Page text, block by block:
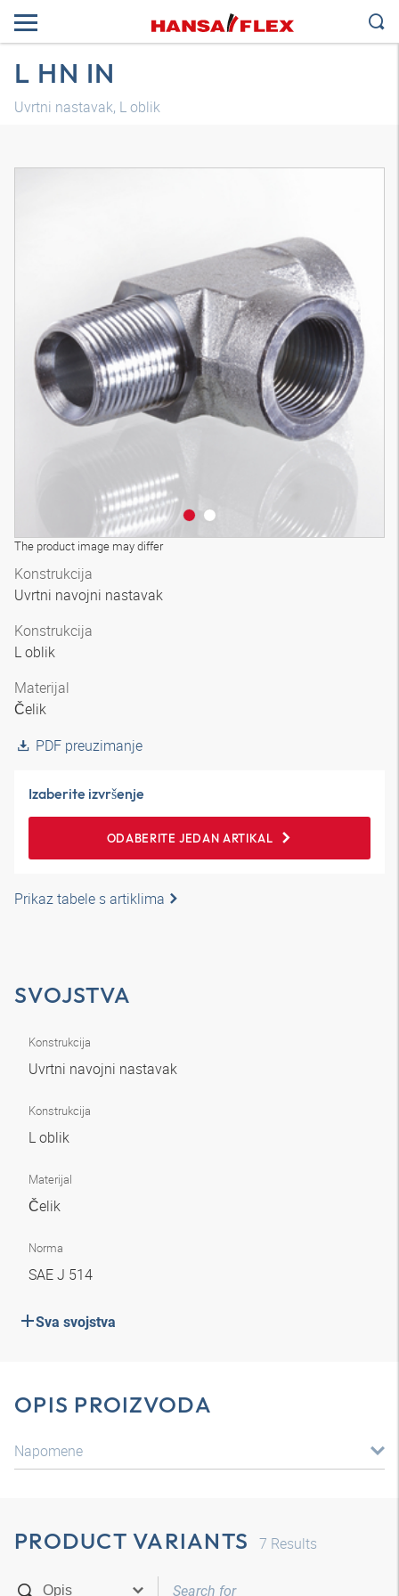
L HN IN
Uvrtni nastavak, L oblik
The product image may differ
Konstrukcija
Uvrtni navojni nastavak
Konstrukcija
L oblik
Materijal
Čelik
PDF preuzimanje
Izaberite izvršenje
ODABERITE JEDAN ARTIKAL
Prikaz tabele s artiklima
SVOJSTVA
Konstrukcija
Uvrtni navojni nastavak
Konstrukcija
L oblik
Materijal
Čelik
Norma
SAE J 514
Sva svojstva
OPIS PROIZVODA
Napomene
PRODUCT VARIANTS 7 Results